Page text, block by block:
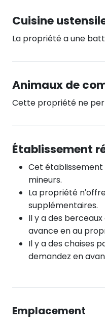
Cuisine
La propriété a une
Animaux de
Cette propriété ne
Établissement
Cet établissement
mineurs.
La propriété
supplémentaires.
Il y a des
avance en au
Il y a des chaises
demandez en
Emplacement